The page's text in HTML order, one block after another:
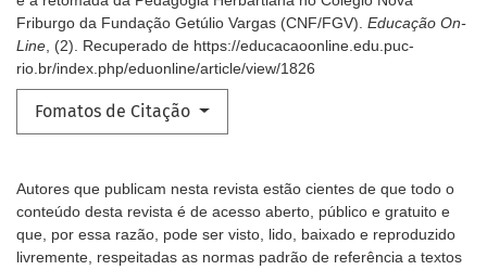
Friburgo da Fundação Getúlio Vargas (CNF/FGV). Educação On-
Line, (2). Recuperado de https://educacaoonline.edu.puc-
rio.br/index.php/eduonline/article/view/1826
Fomatos de Citação
Autores que publicam nesta revista estão cientes de que todo o
conteúdo desta revista é de acesso aberto, público e gratuito e
que, por essa razão, pode ser visto, lido, baixado e reproduzido
livremente, respeitadas as normas padrão de referência a textos